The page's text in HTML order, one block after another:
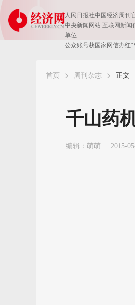
人民日报社中国经济周刊
中央新闻网站 互联网新闻
单位
公众账号获国家网信办红
首页 周刊杂志 正文
千山药
编辑：萌萌 2015-